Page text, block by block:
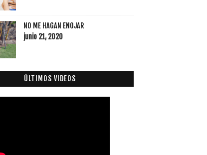
NO ME HAGAN ENOJAR
junio 21, 2020
ÚLTIMOS VIDEOS